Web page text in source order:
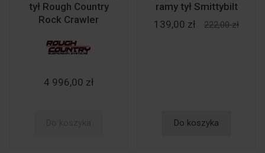
tył Rough Country
Rock Crawler
4 996,00 zł
ramy tył Smittybilt
139,00 zł
222,00 zł
Do koszyka